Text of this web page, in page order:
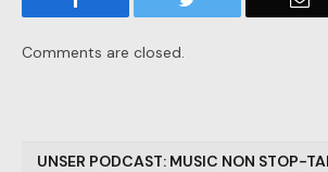
Comments are closed.
UNSER PODCAST: MUSIC NON STOP-